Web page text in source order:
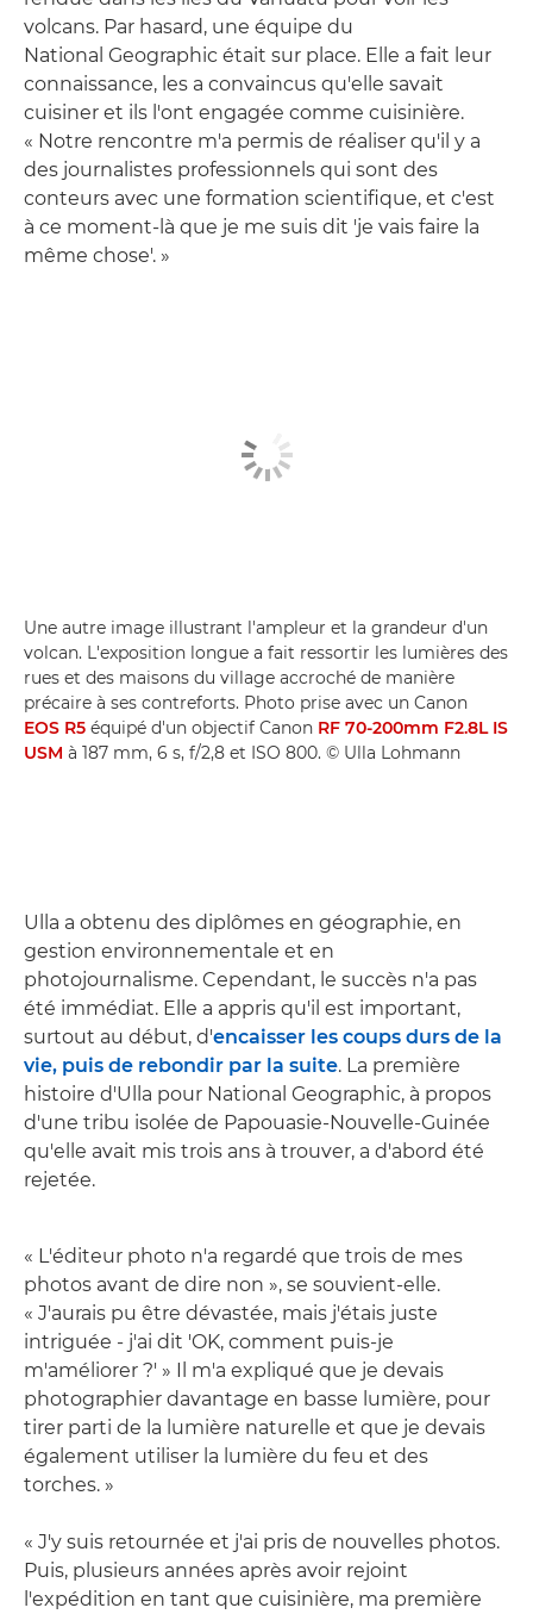
volcans. Par hasard, une équipe du
National Geographic était sur place. Elle a fait leur
connaissance, les a convaincus qu'elle savait
cuisiner et ils l'ont engagée comme cuisinière.
« Notre rencontre m'a permis de réaliser qu'il y a
des journalistes professionnels qui sont des
conteurs avec une formation scientifique, et c'est
à ce moment-là que je me suis dit 'je vais faire la
même chose'. »
Une autre image illustrant l'ampleur et la grandeur d'un
volcan. L'exposition longue a fait ressortir les lumières des
rues et des maisons du village accroché de manière
précaire à ses contreforts. Photo prise avec un Canon
EOS R5 équipé d'un objectif Canon RF 70-200mm F2.8L IS
USM à 187 mm, 6 s, f/2,8 et ISO 800. © Ulla Lohmann
Ulla a obtenu des diplômes en géographie, en
gestion environnementale et en
photojournalisme. Cependant, le succès n'a pas
été immédiat. Elle a appris qu'il est important,
surtout au début, d'encaisser les coups durs de la
vie, puis de rebondir par la suite. La première
histoire d'Ulla pour National Geographic, à propos
d'une tribu isolée de Papouasie-Nouvelle-Guinée
qu'elle avait mis trois ans à trouver, a d'abord été
rejetée.
« L'éditeur photo n'a regardé que trois de mes
photos avant de dire non », se souvient-elle.
« J'aurais pu être dévastée, mais j'étais juste
intriguée - j'ai dit 'OK, comment puis-je
m'améliorer ?' » Il m'a expliqué que je devais
photographier davantage en basse lumière, pour
tirer parti de la lumière naturelle et que je devais
également utiliser la lumière du feu et des
torches. »
« J'y suis retournée et j'ai pris de nouvelles photos.
Puis, plusieurs années après avoir rejoint
l'expédition en tant que cuisinière, ma première